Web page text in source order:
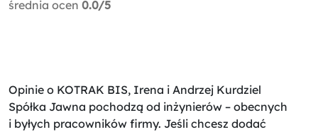
średnia ocen 0.0/5
Opinie o KOTRAK BIS, Irena i Andrzej Kurdziel
Spółka Jawna pochodzą od inżynierów – obecnych
i byłych pracowników firmy. Jeśli chcesz dodać